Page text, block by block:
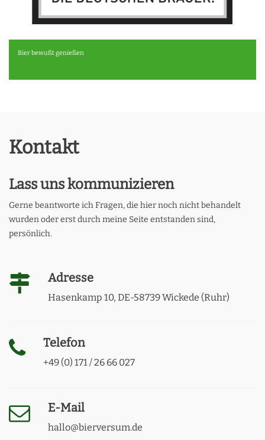
Bier bewußt genießen
Kontakt
Lass uns kommunizieren
Gerne beantworte ich Fragen, die hier noch nicht behandelt
wurden oder erst durch meine Seite entstanden sind,
persönlich.
Adresse
Hasenkamp 10, DE-58739 Wickede (Ruhr)
Telefon
+49 (0) 171 / 26 66 027
E-Mail
hallo@bierversum.de